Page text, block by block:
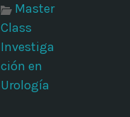
Master
Class
Investiga
ción en
Urología